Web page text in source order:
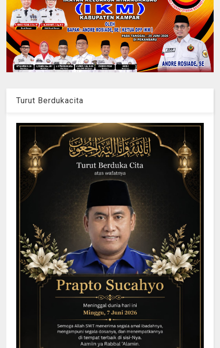
Turut Berdukacita